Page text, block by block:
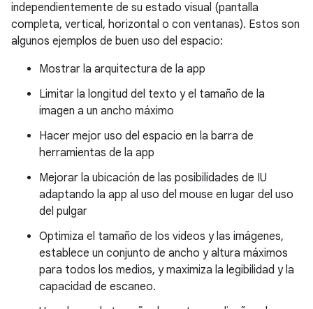
independientemente de su estado visual (pantalla
completa, vertical, horizontal o con ventanas). Estos son
algunos ejemplos de buen uso del espacio:
Mostrar la arquitectura de la app
Limitar la longitud del texto y el tamaño de la
imagen a un ancho máximo
Hacer mejor uso del espacio en la barra de
herramientas de la app
Mejorar la ubicación de las posibilidades de IU
adaptando la app al uso del mouse en lugar del uso
del pulgar
Optimiza el tamaño de los videos y las imágenes,
establece un conjunto de ancho y altura máximos
para todos los medios, y maximiza la legibilidad y la
capacidad de escaneo.